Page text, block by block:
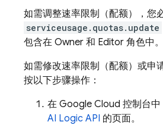
如需调整速率限制（配额），您
serviceusage.quotas.update
包含在 Owner 和 Editor 角色中。
如需修改速率限制（配额）或申
按以下步骤操作：
在 Google Cloud 控制台中
AI Logic API 的页面。